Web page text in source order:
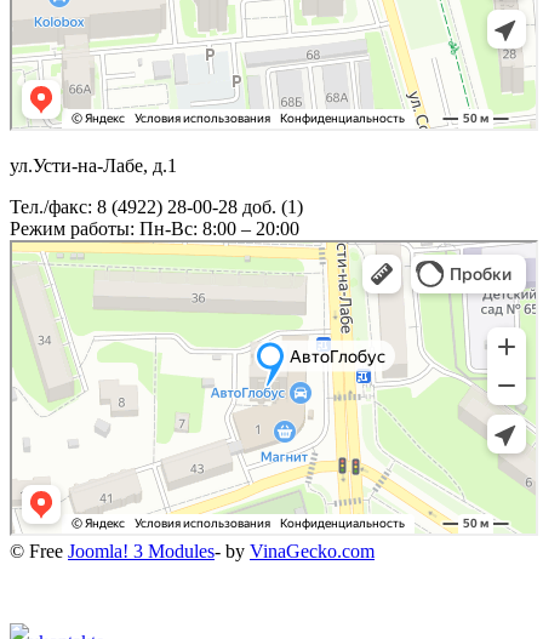
ул.Усти-на-Лабе, д.1
Тел./факс: 8 (4922) 28-00-28 доб. (1)
Режим работы: Пн-Вс: 8:00 – 20:00
© Free Joomla! 3 Modules- by VinaGecko.com